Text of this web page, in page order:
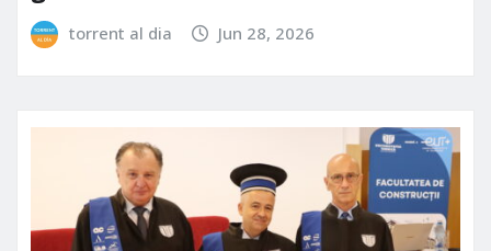
torrent al dia Jun 28, 2026